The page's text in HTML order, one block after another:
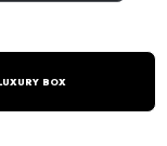
BOX